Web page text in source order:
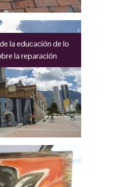
la educación de lo
la reparación